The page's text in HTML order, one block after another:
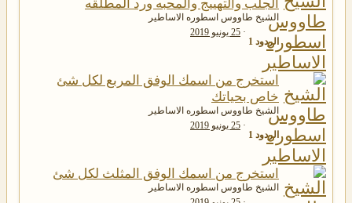
الجلب والتهييج والمحبه ورد المطلقه
الشيخ طاووس اسطوره الاساطير
الردود 1
25 يونيو 2019
استخرج من اسمك الوفق المربع لكل شئ
خاص بحياتك
الشيخ طاووس اسطوره الاساطير
الردود 1
25 يونيو 2019
استخرج من اسمك الوفق المثلث لكل شئ
الشيخ طاووس اسطوره الاساطير